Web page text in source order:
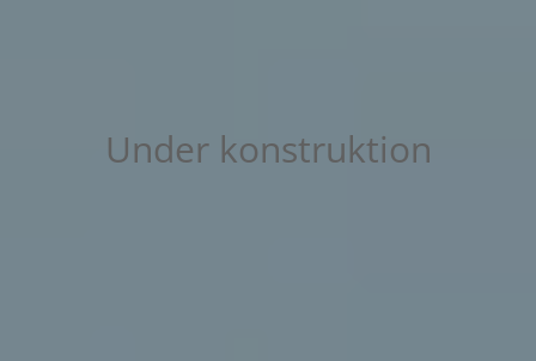
Under konstruktion